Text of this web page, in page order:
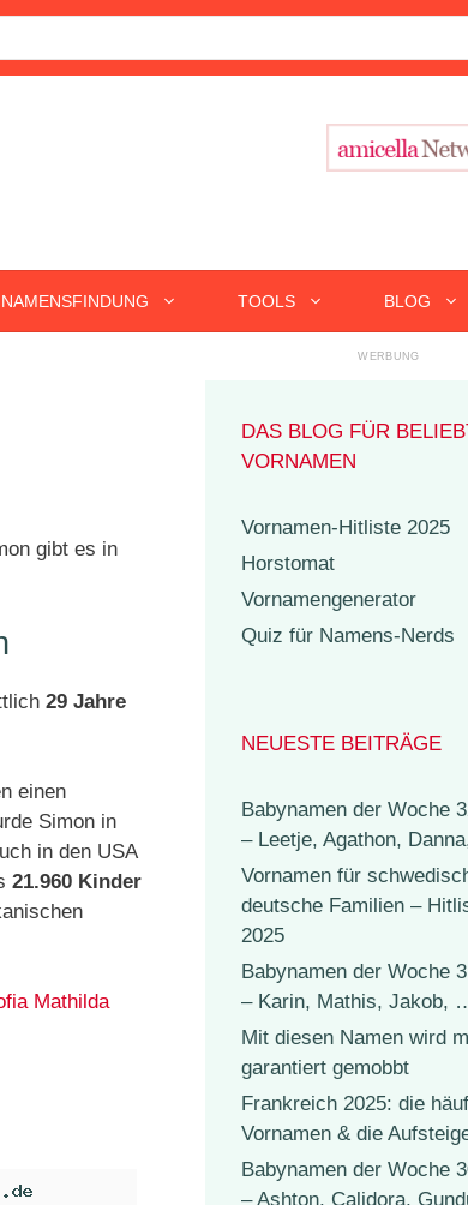
NAMENSFINDUNG TOOLS BLOG
gibt es in
29 Jahre
einen
Simon in
in den USA
21.960 Kinder
Mathilda
DAS BLOG FÜR
VORNAMEN
Vornamen-Hitliste 2025
Horstomat
Vornamengenerator
Quiz für Namens-Nerds
NEUESTE BEITRÄGE
Babynamen der Woche
– Leetje, Agathon,
Vornamen für
deutsche Familien –
2025
Babynamen der Woche
– Karin, Mathis, Jakob,
Mit diesen Namen wird
garantiert gemobbt
Frankreich 2025: die
Vornamen & die
Babynamen der Woche
– Ashton, Calidora,